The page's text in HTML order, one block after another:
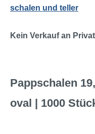
schalen und teller
Kein Verkauf an
Pappschalen
oval | 1000